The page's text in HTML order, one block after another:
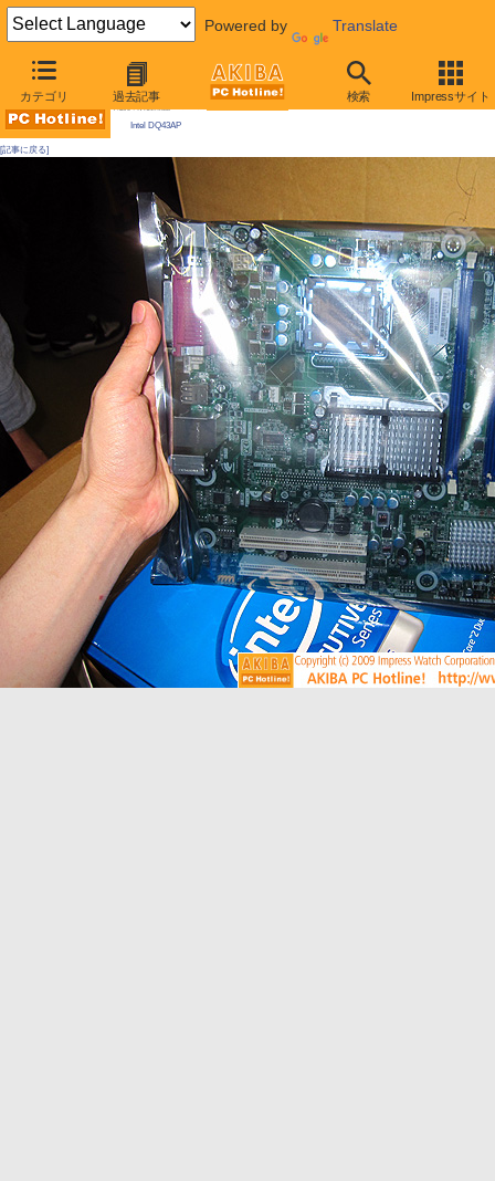
Powered by Translate
カテゴリ 過去記事 検索 Impressサイト
AKIBA PC Hotline! 2009年5月23日号
Intel DQ43AP
[記事に戻る]